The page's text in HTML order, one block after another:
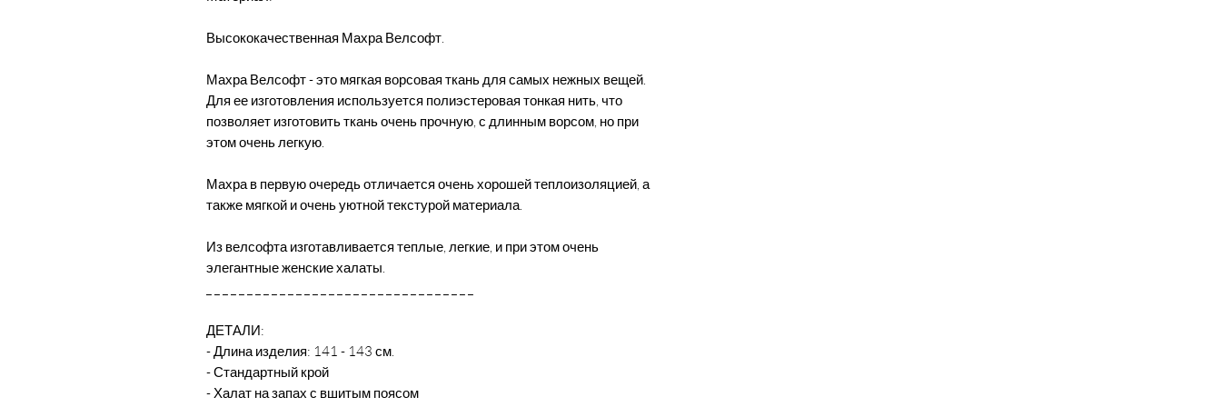
Высококачественная Махра Велсофт.
Махра Велсофт - это мягкая ворсовая ткань для самых нежных вещей.
Для ее изготовления используется полиэстеровая тонкая нить, что
позволяет изготовить ткань очень прочную, с длинным ворсом, но при
этом очень легкую.
Махра в первую очередь отличается очень хорошей теплоизоляцией, а
также мягкой и очень уютной текстурой материала.
Из велсофта изготавливается теплые, легкие, и при этом очень
элегантные женские халаты.
ДЕТАЛИ:
- Длина изделия: 141 - 143 см.
- Стандартный крой
- Халат на запах с вшитым поясом